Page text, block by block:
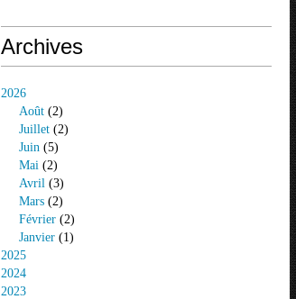
Archives
2026
Août (2)
Juillet (2)
Juin (5)
Mai (2)
Avril (3)
Mars (2)
Février (2)
Janvier (1)
2025
2024
2023